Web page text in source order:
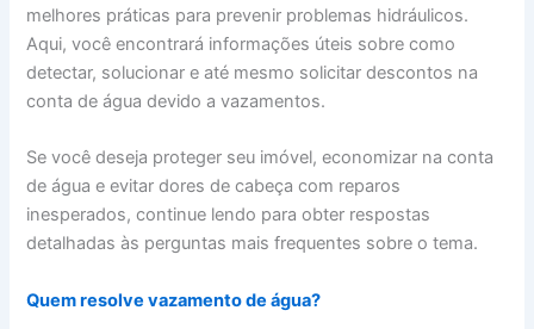
melhores práticas para prevenir problemas hidráulicos.
Aqui, você encontrará informações úteis sobre como
detectar, solucionar e até mesmo solicitar descontos na
conta de água devido a vazamentos.
Se você deseja proteger seu imóvel, economizar na conta
de água e evitar dores de cabeça com reparos
inesperados, continue lendo para obter respostas
detalhadas às perguntas mais frequentes sobre o tema.
Quem resolve vazamento de água?